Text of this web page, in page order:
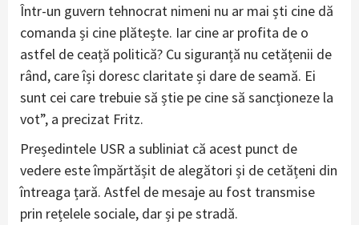
Într-un guvern tehnocrat nimeni nu ar mai ști cine dă
comanda și cine plătește. Iar cine ar profita de o
astfel de ceață politică? Cu siguranță nu cetățenii de
rând, care își doresc claritate și dare de seamă. Ei
sunt cei care trebuie să știe pe cine să sancționeze la
vot”, a precizat Fritz.
Președintele USR a subliniat că acest punct de
vedere este împărtășit de alegători și de cetățeni din
întreaga țară. Astfel de mesaje au fost transmise
prin rețelele sociale, dar și pe stradă.